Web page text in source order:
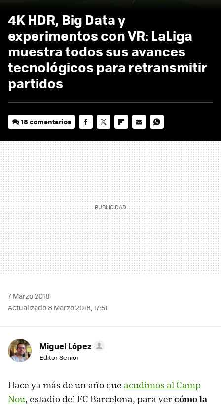
4K HDR, Big Data y
experimentos con VR: LaLiga
muestra todos sus avances
tecnológicos para retransmitir
partidos
18 comentarios
MAIL
7 Marzo 2018
Actualizado 8 Marzo 2018, 17:51
Miguel López
Editor Senior
Hace ya más de un año que acudimos al Camp
Nou, estadio del FC Barcelona, para vercómo la